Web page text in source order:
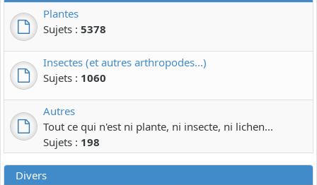
Plantes
Sujets : 5378
Insectes (et autres arthropodes...)
Sujets : 1060
Autres
Tout ce qui n'est ni plante, ni insecte, ni lichen...
Sujets : 198
Divers